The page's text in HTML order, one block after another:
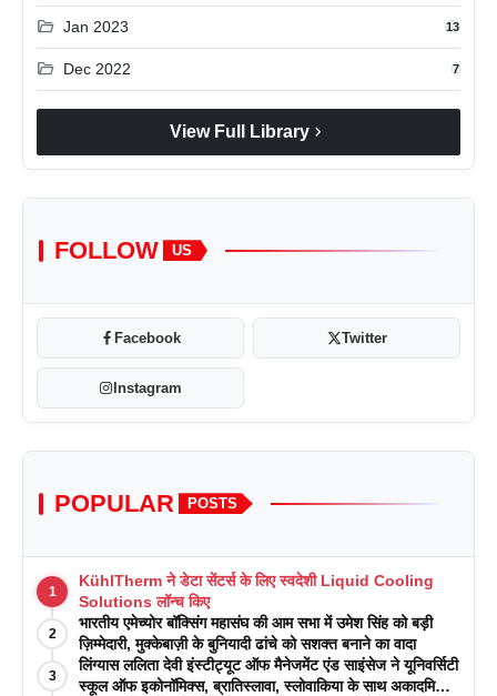
folder_open Jan 2023 13
folder_open Dec 2022 7
View Full Library chevron_right
FOLLOW US
Facebook Twitter
Instagram
POPULAR POSTS
1
KühlTherm ने डेटा सेंटर्स के लिए स्वदेशी Liquid Cooling
Solutions लॉन्च किए
2
भारतीय एमेच्योर बॉक्सिंग महासंघ की आम सभा में उमेश सिंह को बड़ी
ज़िम्मेदारी, मुक्केबाज़ी के बुनियादी ढांचे को सशक्त बनाने का वादा
3
लिंग्यास ललिता देवी इंस्टीट्यूट ऑफ मैनेजमेंट एंड साइंसेज ने यूनिवर्सिटी
स्कूल ऑफ इकोनॉमिक्स, ब्रातिस्लावा, स्लोवाकिया के साथ अकादमिक